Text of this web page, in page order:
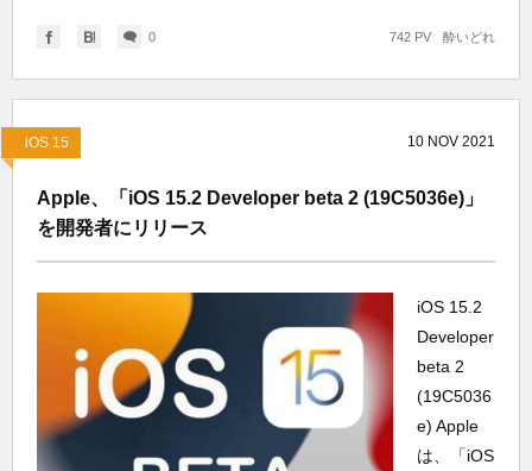
0 酔いどれ
742 PV
iOS 15 10 NOV 2021
Apple、「iOS 15.2 Developer beta 2 (19C5036e)」
を開発者にリリース
iOS 15.2
Developer
beta 2
(19C5036
e) Apple
は、「iOS